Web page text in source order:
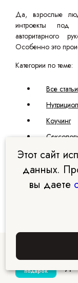
подарок
Да, взрослые
интроекты под
авторитарного
Особенно это
Категории по теме:
Все статьи
Коучинг
Дизайн
Этот сайт
данных.
вы даете